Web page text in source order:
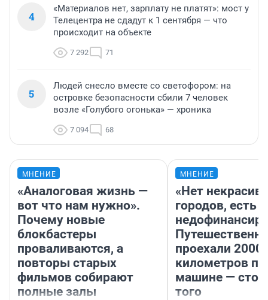
4
«Материалов нет, зарплату не платят»: мост у
Телецентра не сдадут к 1 сентября — что
происходит на объекте
7 292 71
5
Людей снесло вместе со светофором: на
островке безопасности сбили 7 человек
возле «Голубого огонька» — хроника
7 094 68
МНЕНИЕ
«Аналоговая жизнь —
вот что нам нужно».
Почему новые
блокбастеры
проваливаются, а
повторы старых
фильмов собирают
полные залы
МНЕНИЕ
«Нет
городов, есть
проехали 2000
километров по
машине —
того